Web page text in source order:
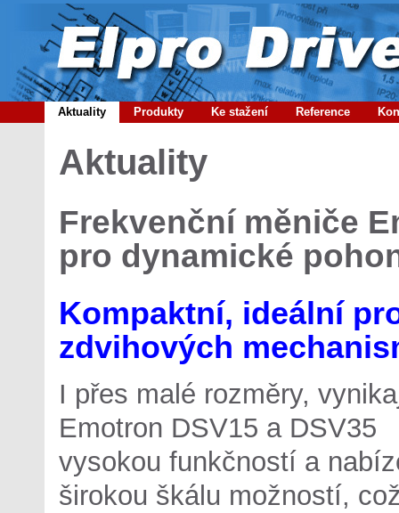
Aktuality Produkty Ke stažení Reference
Aktuality
Frekvenční měniče
pro dynamické
Kompaktní, ideální
zdvihových
I přes malé rozměry,
Emotron DSV15 a DSV35
vysokou funkčností a
širokou škálu možností,